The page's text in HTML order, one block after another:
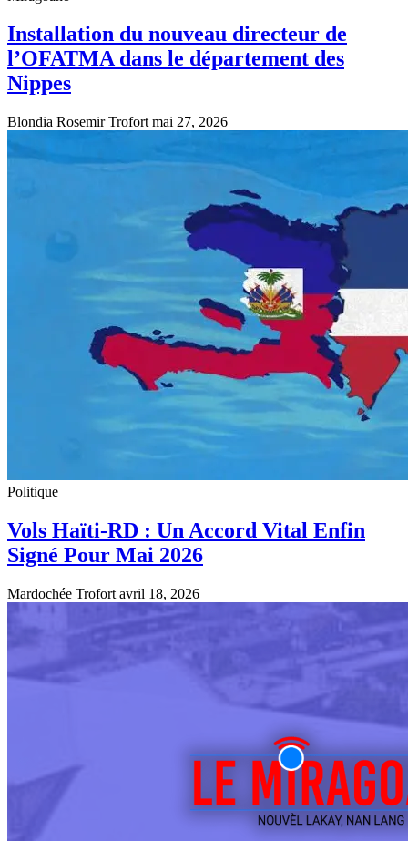
Installation du nouveau directeur de
l’OFATMA dans le département des
Nippes
Blondia Rosemir Trofort mai 27, 2026
Politique
Vols Haïti-RD : Un Accord Vital Enfin
Signé Pour Mai 2026
Mardochée Trofort avril 18, 2026